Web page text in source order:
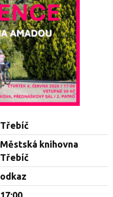
Třebíč
Městská knihovna
Třebíč
odkaz
17:00